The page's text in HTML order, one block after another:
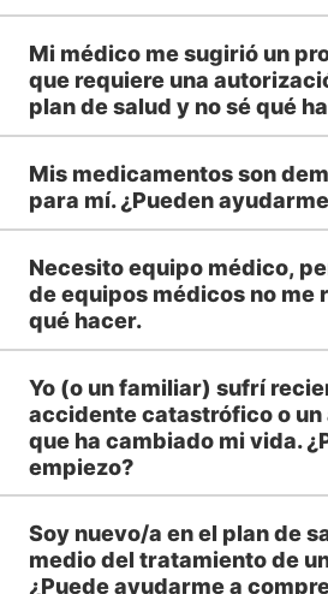
Mi médico me sugirió un
que requiere una
plan de salud y no sé qué
Mis medicamentos son
para mí. ¿Pueden
Necesito equipo médico,
de equipos médicos no me
qué hacer.
Yo (o un familiar) sufrí
accidente catastrófico o
que ha cambiado mi vida.
empiezo?
Soy nuevo/a en el plan de
medio del tratamiento de
¿Puede ayudarme a